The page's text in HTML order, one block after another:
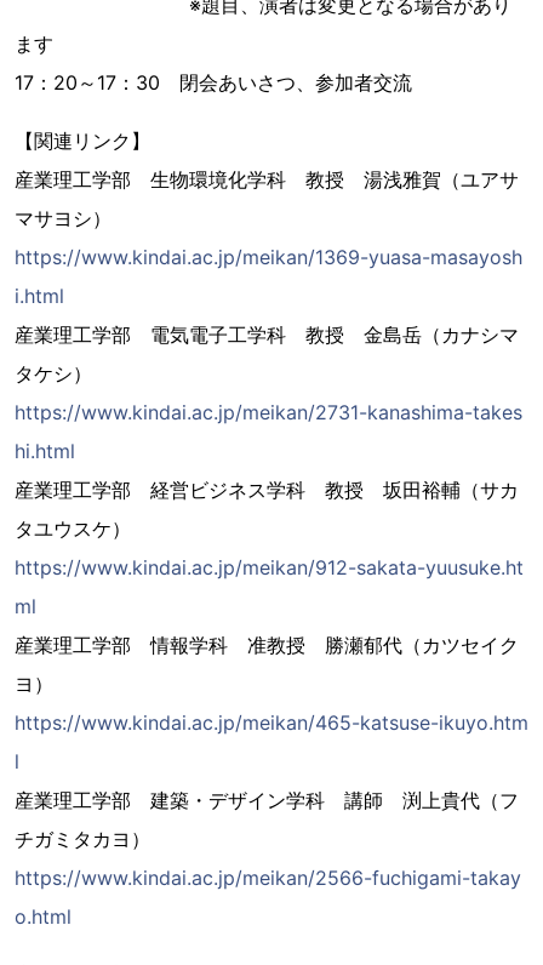
ます
17：20～17：30 閉会あいさつ、参加者交流
【関連リンク】
産業理工学部 生物環境化学科 教授 湯浅雅賀（ユアサ
マサヨシ）
https://www.kindai.ac.jp/meikan/1369-yuasa-masayosh
i.html
産業理工学部 電気電子工学科 教授 金島岳（カナシマ
タケシ）
https://www.kindai.ac.jp/meikan/2731-kanashima-takes
hi.html
産業理工学部 経営ビジネス学科 教授 坂田裕輔（サカ
タユウスケ）
https://www.kindai.ac.jp/meikan/912-sakata-yuusuke.ht
ml
産業理工学部 情報学科 准教授 勝瀬郁代（カツセイク
ヨ）
https://www.kindai.ac.jp/meikan/465-katsuse-ikuyo.htm
l
産業理工学部 建築・デザイン学科 講師 渕上貴代（フ
チガミタカヨ）
https://www.kindai.ac.jp/meikan/2566-fuchigami-takay
o.html